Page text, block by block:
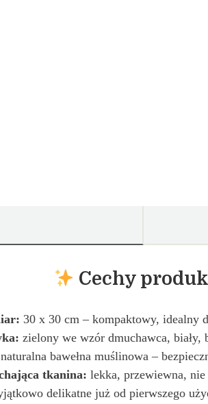
Cechy
30 x 30 cm – kompaktowy, idealny
zielony we wzór dmuchawca, biały,
bawełna muślinowa –
tkanina: lekka, przewiewna,
delikatne już od pierwszego